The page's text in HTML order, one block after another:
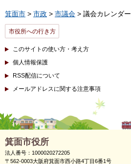
箕面市 > 市政 > 市議会 > 議会カレンダー
市役所への行き方
このサイトの使い方・考え方
個人情報保護
RSS配信について
メールアドレスに関する注意事項
箕面市役所
法人番号：1000020272205
〒562-0003大阪府箕面市西小路4丁目6番1号